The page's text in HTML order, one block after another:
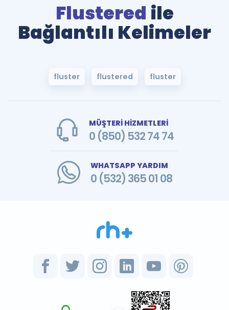
Flustered ile
Bağlantılı Kelimeler
fluster flustered fluster
MÜŞTERİ HİZMETLERİ
0 (850) 532 74 74
WHATSAPP YARDIM
0 (532) 365 01 08